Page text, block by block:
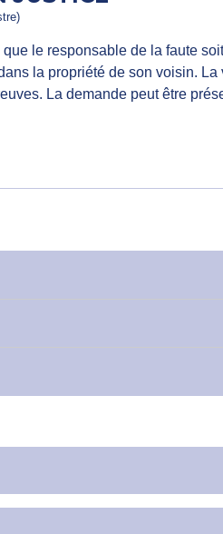
le responsable de la faute
la propriété de son voisin.
La demande peut être